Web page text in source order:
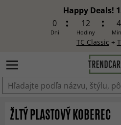
Happy Deals!
0
Dni
12
Hodiny
TC Classic +
Produkt bol pridaný
ŽLTÝ PLASTOVÝ KOBEREC